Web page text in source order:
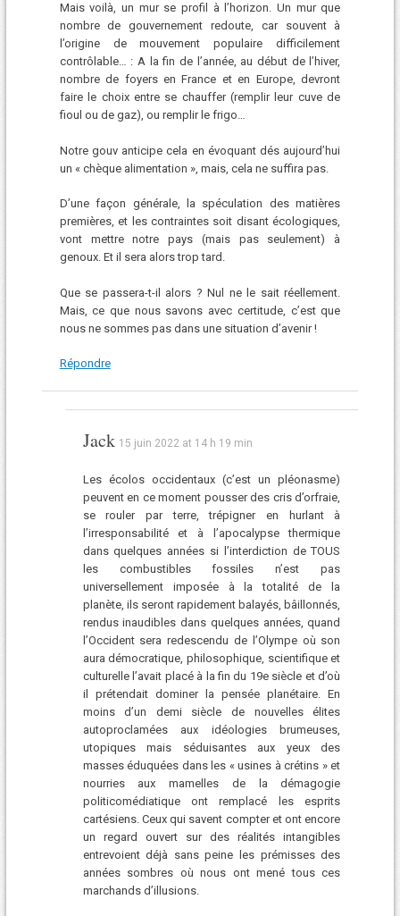
Mais voilà, un mur se profil à l’horizon. Un mur que
nombre de gouvernement redoute, car souvent à
l’origine de mouvement populaire difficilement
contrôlable… : A la fin de l’année, au début de l’hiver,
nombre de foyers en France et en Europe, devront
faire le choix entre se chauffer (remplir leur cuve de
fioul ou de gaz), ou remplir le frigo…
Notre gouv anticipe cela en évoquant dés aujourd’hui
un « chèque alimentation », mais, cela ne suffira pas.
D’une façon générale, la spéculation des matières
premières, et les contraintes soit disant écologiques,
vont mettre notre pays (mais pas seulement) à
genoux. Et il sera alors trop tard.
Que se passera-t-il alors ? Nul ne le sait réellement.
Mais, ce que nous savons avec certitude, c’est que
nous ne sommes pas dans une situation d’avenir !
Répondre
Jack 15 juin 2022 at 14 h 19 min
Les écolos occidentaux (c’est un pléonasme)
peuvent en ce moment pousser des cris d’orfraie,
se rouler par terre, trépigner en hurlant à
l’irresponsabilité et à l’apocalypse thermique
dans quelques années si l’interdiction de TOUS
les combustibles fossiles n’est pas
universellement imposée à la totalité de la
planète, ils seront rapidement balayés, bâillonnés,
rendus inaudibles dans quelques années, quand
l’Occident sera redescendu de l’Olympe où son
aura démocratique, philosophique, scientifique et
culturelle l’avait placé à la fin du 19e siècle et d’où
il prétendait dominer la pensée planétaire. En
moins d’un demi siècle de nouvelles élites
autoproclamées aux idéologies brumeuses,
utopiques mais séduisantes aux yeux des
masses éduquées dans les « usines à crétins » et
nourries aux mamelles de la démagogie
politicomédiatique ont remplacé les esprits
cartésiens. Ceux qui savent compter et ont encore
un regard ouvert sur des réalités intangibles
entrevoient déjà sans peine les prémisses des
années sombres où nous ont mené tous ces
marchands d’illusions.